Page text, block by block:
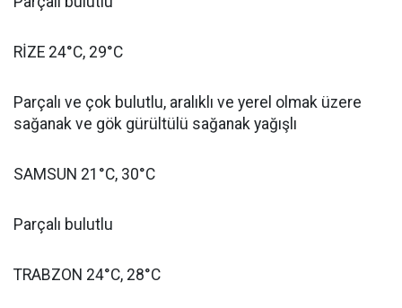
RİZE 24°C, 29°C
Parçalı ve çok bulutlu, aralıklı ve yerel olmak üzere
sağanak ve gök gürültülü sağanak yağışlı
SAMSUN 21°C, 30°C
Parçalı bulutlu
TRABZON 24°C, 28°C